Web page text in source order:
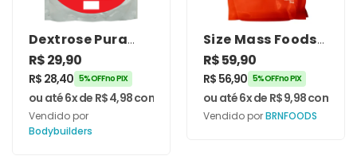
Dextrose Pura
900g Natural –
Bodybuilders
R$29,90
R$ 28,40 5% OFF no PIX
ou até 6x de R$4,98com juros
Vendido por
Bodybuilders
Size Mass Foods
72.700
Hipercalórico
Refil 3kg –
BRNFOODS
R$59,90
R$ 56,90 5% OFF no PIX
ou até 6x de R$9,98com
Vendido porBRNFOODS